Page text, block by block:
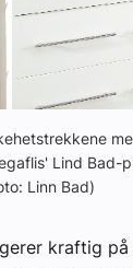
Lind Bad-
Linn Bad)
kraftig